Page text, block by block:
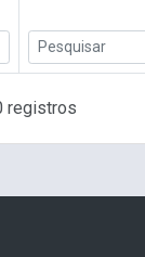
registros